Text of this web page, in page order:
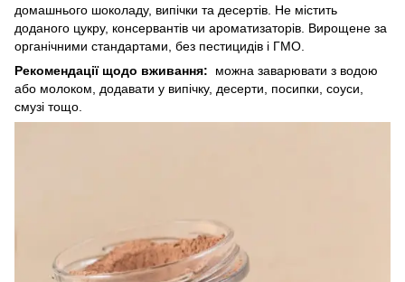
домашнього шоколаду, випічки та десертів. Не містить
доданого цукру, консервантів чи ароматизаторів. Вирощене за
органічними стандартами, без пестицидів і ГМО.
Рекомендації щодо вживання:
можна заварювати з водою
або молоком, додавати у випічку, десерти, посипки, соуси,
смузі тощо.